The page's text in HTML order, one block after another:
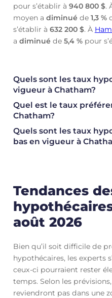
pour s’établir à 940 800 $.
moyen a diminué de 1,3 %
s’établir à 632 200 $. À
a diminué de 5,4 %pour
Quels sont les taux
vigueur à Chatham?
Quel est le taux
Chatham?
Quels sont les taux
bas en vigueur à
Tendances
août 2026
Bien qu’il soit difficile de
hypothécaires, les experts
ceux-ci pourraient rester
temps. Selon les
reviendront pas dans une